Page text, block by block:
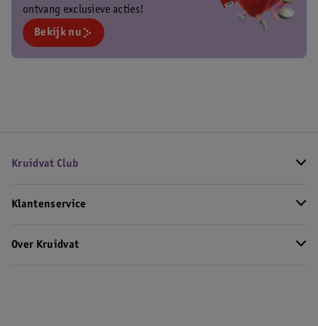
ontvang exclusieve acties!
Bekijk nu
Kruidvat Club
Klantenservice
Over Kruidvat